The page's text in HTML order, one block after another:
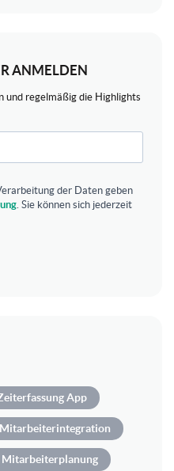
ANMELDEN
und regelmäßig die Highlights
der Daten geben
. Sie können sich jederzeit
App
Mitarbeiterintegration
Mitarbeiterplanung